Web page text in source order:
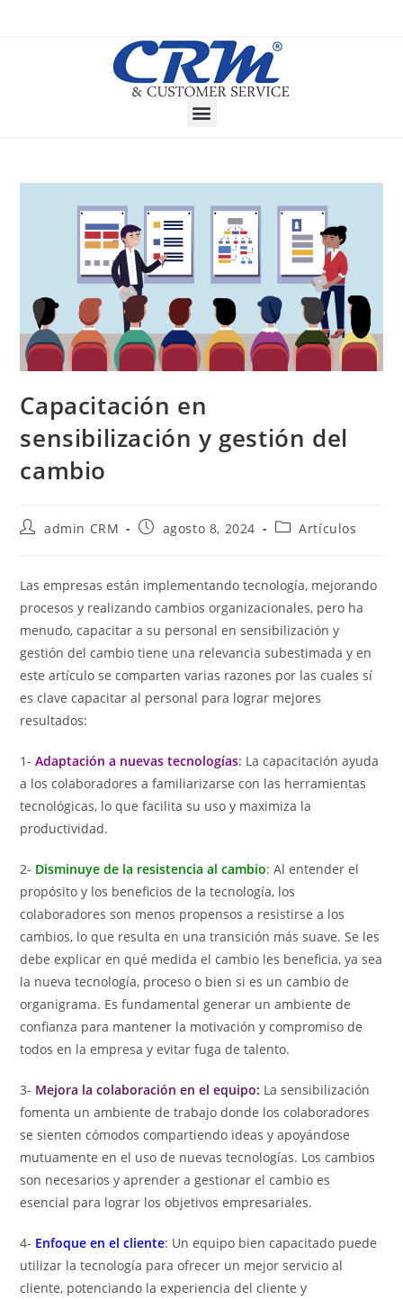
Capacitación en
sensibilización y gestión del
cambio
admin CRM agosto 8, 2024 Artículos
Las empresas están implementando tecnología, mejorando
procesos y realizando cambios organizacionales, pero ha
menudo, capacitar a su personal en sensibilización y
gestión del cambio tiene una relevancia subestimada y en
este artículo se comparten varias razones por las cuales sí
es clave capacitar al personal para lograr mejores
resultados:
1-Adaptación a nuevas tecnologías: La capacitación ayuda
a los colaboradores a familiarizarse con las herramientas
tecnológicas, lo que facilita su uso y maximiza la
productividad.
2- Disminuye de la resistencia al cambio: Al entender el
propósito y los beneficios de la tecnología, los
colaboradores son menos propensos a resistirse a los
cambios, lo que resulta en una transición más suave. Se les
debe explicar en qué medida el cambio les beneficia, ya sea
la nueva tecnología, proceso o bien si es un cambio de
organigrama. Es fundamental generar un ambiente de
confianza para mantener la motivación y compromiso de
todos en la empresa y evitar fuga de talento.
3- Mejora la colaboración en el equipo: La sensibilización
fomenta un ambiente de trabajo donde los colaboradores
se sienten cómodos compartiendo ideas y apoyándose
mutuamente en el uso de nuevas tecnologías. Los cambios
son necesarios y aprender a gestionar el cambio es
esencial para lograr los objetivos empresariales.
4- Enfoque en el cliente: Un equipo bien capacitado puede
utilizar la tecnología para ofrecer un mejor servicio al
cliente, potenciando la experiencia del cliente y